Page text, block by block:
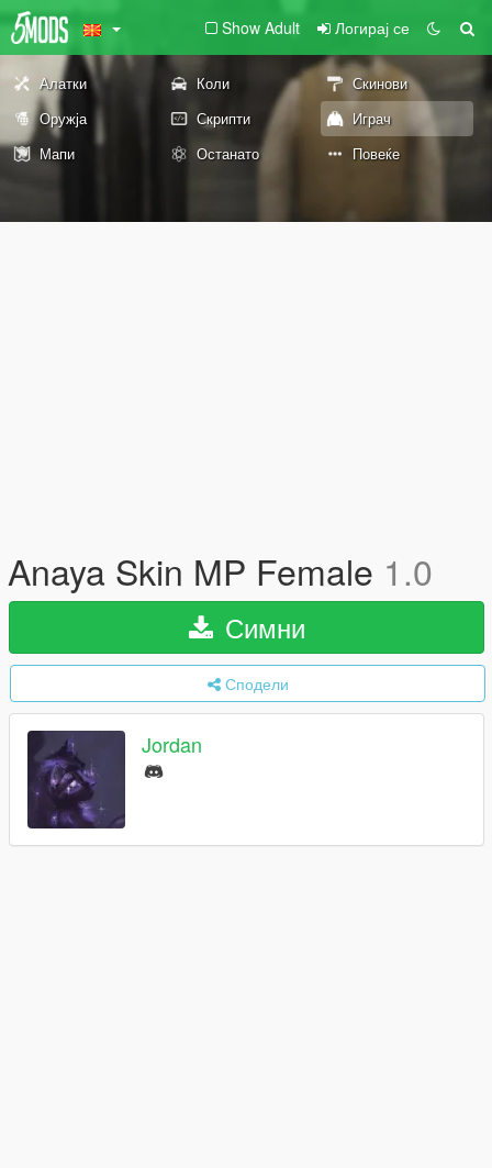
Show Adult Логирај се
Алатки Коли
Скинови
Оружја
Скрипти
Играч
Мапи
Останато Повеќе
Anaya Skin MP Female 1.0
Симни
Сподели
Jordan